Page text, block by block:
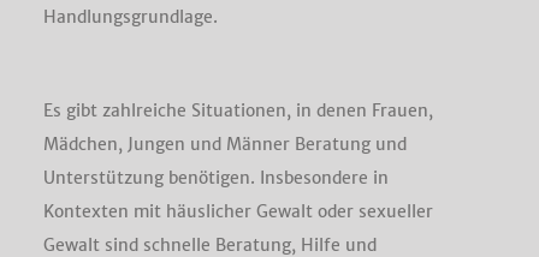
Handlungsgrundlage.
Es gibt zahlreiche Situationen, in denen Frauen,
Mädchen, Jungen und Männer Beratung und
Unterstützung benötigen. Insbesondere in
Kontexten mit häuslicher Gewalt oder sexueller
Gewalt sind schnelle Beratung, Hilfe und